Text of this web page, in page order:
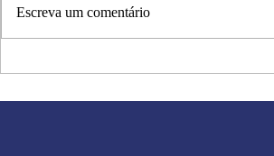
Escreva um comentário